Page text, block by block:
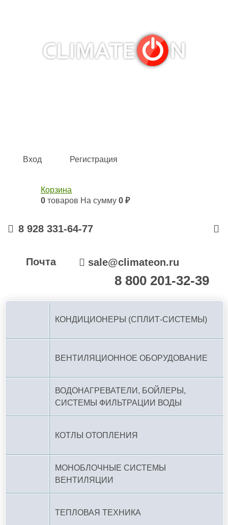
Вход Регистрация
Корзина
0 товаров На сумму 0 ₽
8 928 331-64-77
Почта sale@climateon.ru
8 800 201-32-39
КОНДИЦИОНЕРЫ (СПЛИТ-СИСТЕМЫ)
ВЕНТИЛЯЦИОННОЕ ОБОРУДОВАНИЕ
ВОДОНАГРЕВАТЕЛИ, БОЙЛЕРЫ,
СИСТЕМЫ ФИЛЬТРАЦИИ ВОДЫ
КОТЛЫ ОТОПЛЕНИЯ
МОНОБЛОЧНЫЕ СИСТЕМЫ
ВЕНТИЛЯЦИИ
ТЕПЛОВАЯ ТЕХНИКА